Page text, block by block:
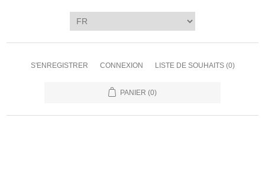
S'ENREGISTRER CONNEXION LISTE DE SOUHAITS (0)
PANIER (0)